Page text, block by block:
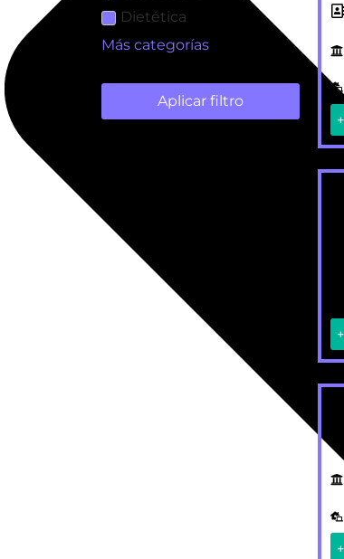
Dietética
Más categorías
Aplicar filtro